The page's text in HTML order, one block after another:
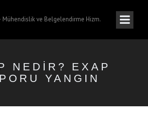
NEDIR? EXAP
YANGIN